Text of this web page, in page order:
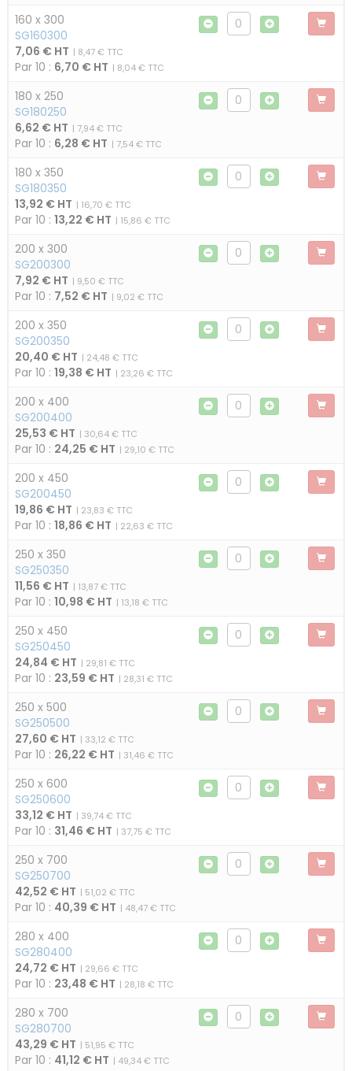
160 x 300
SG160300
7,06 € HT | 8,47 € TTC
Par 10 : 6,70 € HT | 8,04 € TTC
180 x 250
SG180250
6,62 € HT | 7,94 € TTC
Par 10 : 6,28 € HT | 7,54 € TTC
180 x 350
SG180350
13,92 € HT | 16,70 € TTC
Par 10 : 13,22 € HT | 15,86 € TTC
200 x 300
SG200300
7,92 € HT | 9,50 € TTC
Par 10 : 7,52 € HT | 9,02 € TTC
200 x 350
SG200350
20,40 € HT | 24,48 € TTC
Par 10 : 19,38 € HT | 23,26 € TTC
200 x 400
SG200400
25,53 € HT | 30,64 € TTC
Par 10 : 24,25 € HT | 29,10 € TTC
200 x 450
SG200450
19,86 € HT | 23,83 € TTC
Par 10 : 18,86 € HT | 22,63 € TTC
250 x 350
SG250350
11,56 € HT | 13,87 € TTC
Par 10 : 10,98 € HT | 13,18 € TTC
250 x 450
SG250450
24,84 € HT | 29,81 € TTC
Par 10 : 23,59 € HT | 28,31 € TTC
250 x 500
SG250500
27,60 € HT | 33,12 € TTC
Par 10 : 26,22 € HT | 31,46 € TTC
250 x 600
SG250600
33,12 € HT | 39,74 € TTC
Par 10 : 31,46 € HT | 37,75 € TTC
250 x 700
SG250700
42,52 € HT | 51,02 € TTC
Par 10 : 40,39 € HT | 48,47 € TTC
280 x 400
SG280400
24,72 € HT | 29,66 € TTC
Par 10 : 23,48 € HT | 28,18 € TTC
280 x 700
SG280700
43,29 € HT | 51,95 € TTC
Par 10 : 41,12 € HT | 49,34 € TTC